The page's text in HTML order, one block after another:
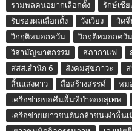
รวมพลคนอยากเลือกตั้ง
รักษ์เชีย
รับรองผลเลือกตั้ง
วังเวียง วัดจี
วิกฤติหมอกควัน
วิกฤติหมอกควั
วิสามัญฆาตกรรม
สภากาแฟ
สสส.สำนัก 6
สังคมสุขภาวะ
สิ้นแสงดาว
สื่อสร้างสรรค์ หม
เครือข่ายขอคืนพื้นที่ป่าดอยสุเทพ
เครือข่ายเยาวชนต้นกล้าชนเผ่าพื้นเ